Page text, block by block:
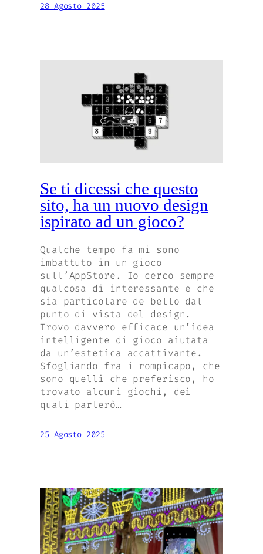
28 Agosto 2025
Se ti dicessi che questo
sito, ha un nuovo design
ispirato ad un gioco?
Qualche tempo fa mi sono
imbattuto in un gioco
sull’AppStore. Io cerco sempre
qualcosa di interessante e che
sia particolare de bello dal
punto di vista del design.
Trovo davvero efficace un’idea
intelligente di gioco aiutata
da un’estetica accattivante.
Sfogliando fra i rompicapo, che
sono quelli che preferisco, ho
trovato alcuni giochi, dei
quali parlerò…
25 Agosto 2025